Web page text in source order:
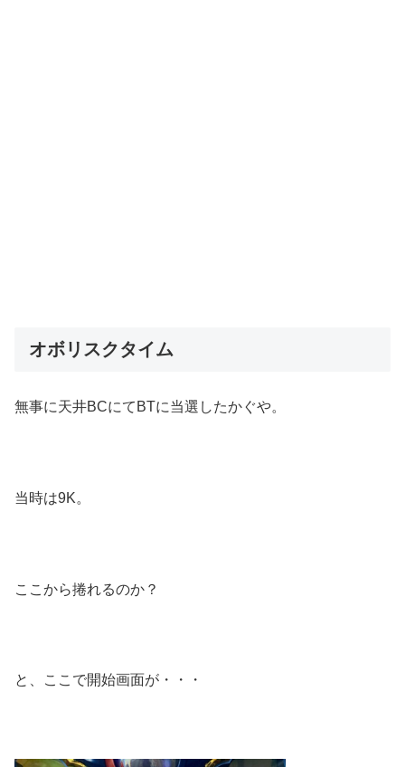
オボリスクタイム
無事に天井BCにてBTに当選したかぐや。
当時は9K。
ここから捲れるのか？
と、ここで開始画面が・・・